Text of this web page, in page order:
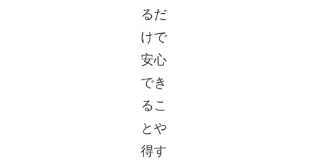
るだ
けで
安心
でき
るこ
とや
得す